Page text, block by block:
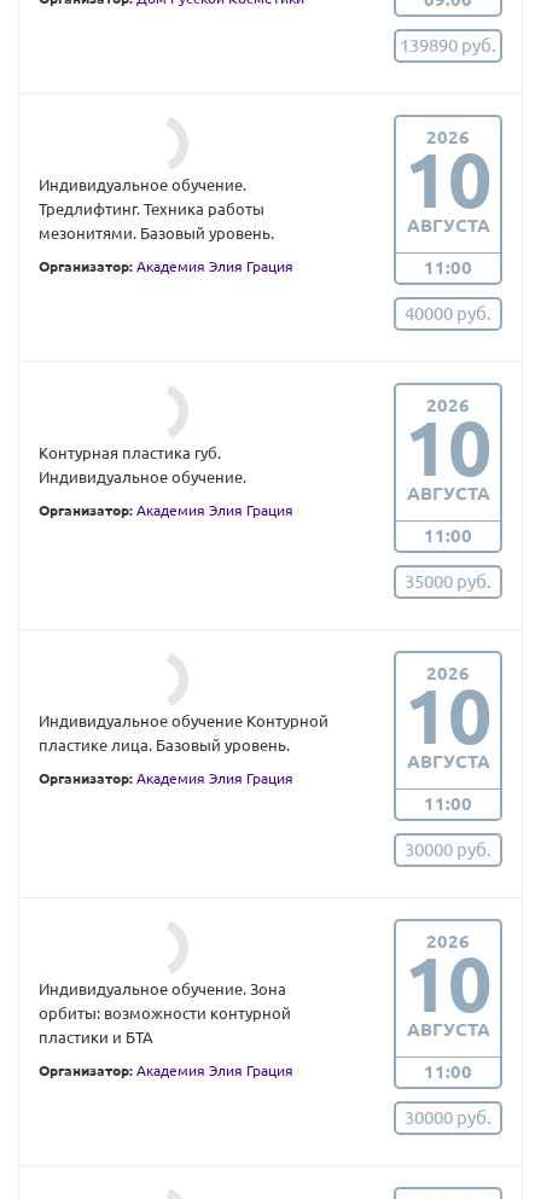
139890 руб.
Индивидуальное обучение.
Тредлифтинг. Техника работы
мезонитями. Базовый уровень.
Организатор: Академия Элия Грация
2026
10
АВГУСТА
11:00
40000 руб.
Контурная пластика губ.
Индивидуальное обучение.
Организатор: Академия Элия Грация
2026
10
АВГУСТА
11:00
35000 руб.
Индивидуальное обучение Контурной
пластике лица. Базовый уровень.
Организатор: Академия Элия Грация
2026
10
АВГУСТА
11:00
30000 руб.
Индивидуальное обучение. Зона
орбиты: возможности контурной
пластики и БТА
Организатор: Академия Элия Грация
2026
10
АВГУСТА
11:00
30000 руб.